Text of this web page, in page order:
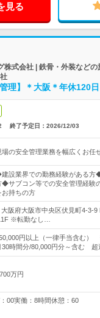
見る
株式会社 | 鉄骨・外装など
理】＊大阪＊年休120
終了予定日： 2026/12/03
の安全管理業務を幅広くお任
建設業界での勤務経験がある
◆サブコン等での安全管理経験
お持ちの方
阪府大阪市中央区伏見町4-3-9
※転勤なし…
円以上（一律手当含む
30時間分/80,000円分～含む 超
万円
00実働：8時間休憩：60